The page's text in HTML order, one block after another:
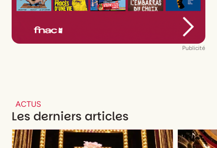
Publicité
ACTUS
Les derniers articles